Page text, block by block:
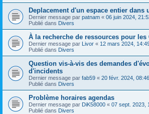
Deplacement d'un espace entier dans
Dernier message par patnam « 06 juin 2024,
Publié dans Divers
À la recherche de ressources pour les
Dernier message par Livor « 12 mars 2024,
Publié dans Divers
Question vis-à-vis des demandes
d'incidents
Dernier message par fab59 « 20 févr. 2024, 08:46
Publié dans Divers
Problème horaires agendas
Dernier message par DiK58000 « 07 sept. 2023,
Publié dans Divers